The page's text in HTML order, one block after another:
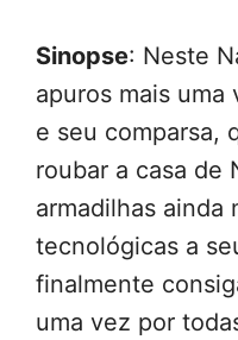
Sinopse: Neste
apuros mais uma
e seu comparsa,
roubar a casa de
armadilhas ainda
tecnológicas a
finalmente
uma vez por